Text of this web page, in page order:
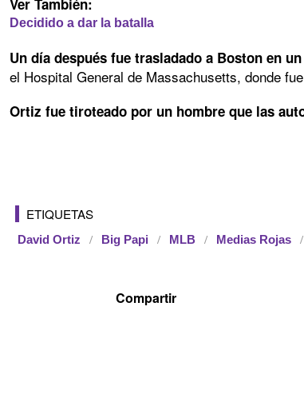
Ver También:
Decidido a dar la batalla
Un día después fue trasladado a Boston en
el Hospital General de Massachusetts, donde
Ortiz fue tiroteado por un hombre que las
ETIQUETAS
David Ortiz Big Papi MLB Medias Rojas